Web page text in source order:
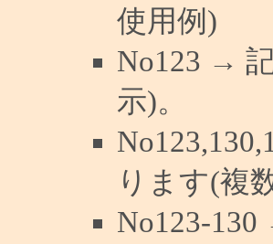
使用例)
No123 →
示)。
ります(複
No123-